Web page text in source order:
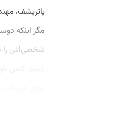
پاتریشف،
مگر اینکه
شخصی‌اش را